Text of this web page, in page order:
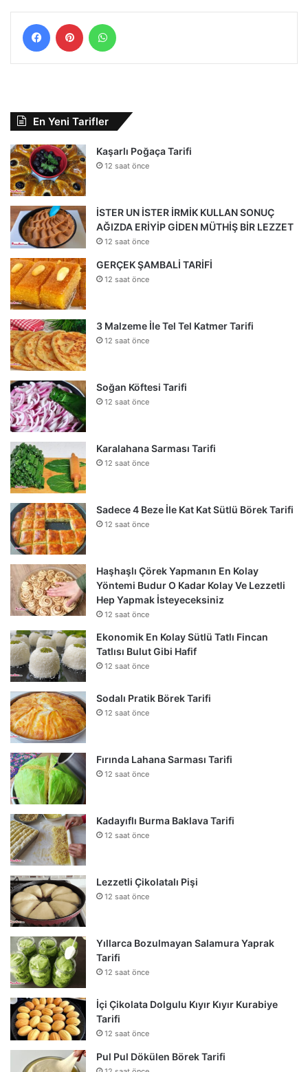
FacebookPinterest
En Yeni Tarifler
Kaşarlı Poğaça Tarifi
12 saat önce
İSTER UN İSTER İRMİK KULLAN SONUÇ
AĞIZDA ERİYİP GİDEN MÜTHİŞ BİR LEZZET
12 saat önce
GERÇEK ŞAMBALİ TARİFİ
12 saat önce
3 Malzeme İle Tel Tel Katmer Tarifi
12 saat önce
Soğan Köftesi Tarifi
12 saat önce
Karalahana Sarması Tarifi
12 saat önce
Sadece 4 Beze İle Kat Kat Sütlü Börek Tarifi
12 saat önce
Haşhaşlı Çörek Yapmanın En Kolay
Yöntemi Budur O Kadar Kolay Ve Lezzetli
Hep Yapmak İsteyeceksiniz
12 saat önce
Ekonomik En Kolay Sütlü Tatlı Fincan
Tatlısı Bulut Gibi Hafif
12 saat önce
Sodalı Pratik Börek Tarifi
12 saat önce
Fırında Lahana Sarması Tarifi
12 saat önce
Kadayıflı Burma Baklava Tarifi
12 saat önce
Lezzetli Çikolatalı Pişi
12 saat önce
Yıllarca Bozulmayan Salamura Yaprak
Tarifi
12 saat önce
İçi Çikolata Dolgulu Kıyır Kıyır Kurabiye
Tarifi
12 saat önce
Pul Pul Dökülen Börek Tarifi